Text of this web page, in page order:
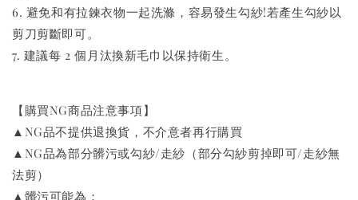
6. 避免和有拉鍊衣物一起洗滌，容易發生勾紗!若產生勾紗以
剪刀剪斷即可。
7. 建議每 2 個月汰換新毛巾以保持衛生。
【購買NG商品注意事項】
▲NG品不提供退換貨，不介意者再行購買
▲NG品為部分髒污或勾紗/走紗（部分勾紗剪掉即可/走紗無
法剪）
▲髒污可能為：